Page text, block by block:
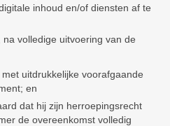
inhoud en/of diensten af te
volledige uitvoering van de
uitdrukkelijke voorafgaande
en
dat hij zijn herroepingsrecht
de overeenkomst volledig